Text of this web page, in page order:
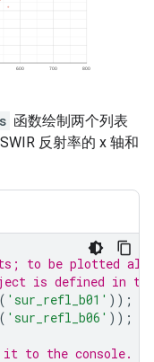
函数绘制两个列表
反射率的 x 轴和
to be plotted
is defined in the
( 'sur_refl_b01' ));
( 'sur_refl_b06' ));
to the console.